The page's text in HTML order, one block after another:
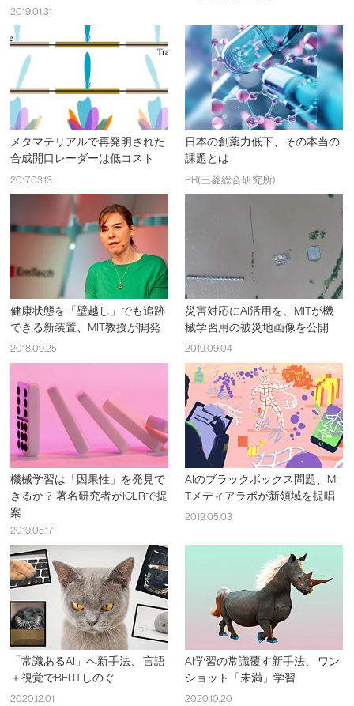
2019.01.31
メタマテリアルで再発明された
合成開口レーダーは低コスト
2017.03.13
日本の創薬力低下、その本当の
課題とは
PR(三菱総合研究所)
健康状態を「壁越し」でも追跡
できる新装置、MIT教授が開発
2018.09.25
災害対応にAI活用を、MITが機
械学習用の被災地画像を公開
2019.09.04
機械学習は「因果性」を発見で
きるか？ 著名研究者がICLRで提
案
2019.05.17
AIのブラックボックス問題、MI
Tメディアラボが新領域を提唱
2019.05.03
「常識あるAI」へ新手法、 言語
＋視覚でBERTしのぐ
2020.12.01
AI学習の常識覆す新手法、 ワン
ショット「未満」学習
2020.10.20